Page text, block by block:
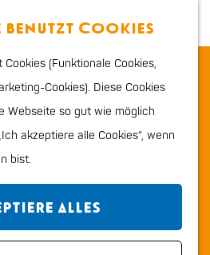
benutzt Cookies
(Funktionale Cookies,
Cookies). Diese Cookies
Webseite so gut wie möglich
akzeptiere alle Cookies“, wenn
bist.
alles
Kinder
Shoppen
Sport & Outdoor
Planen Sie Ihren Besuch
Tourismus Information
VVV
Erreichbarkeit und